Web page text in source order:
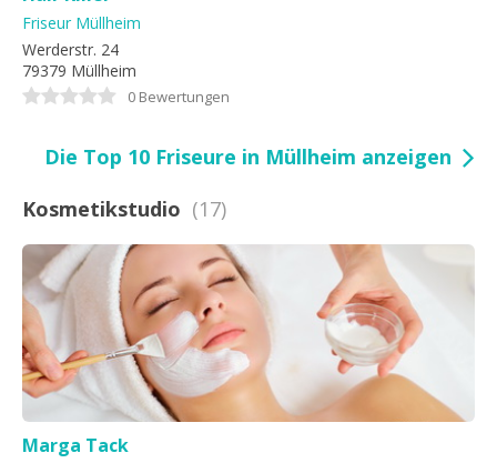
Friseur Müllheim
Werderstr. 24
79379 Müllheim
0 Bewertungen
Die Top 10 Friseure in Müllheim anzeigen
Kosmetikstudio (17)
Marga Tack